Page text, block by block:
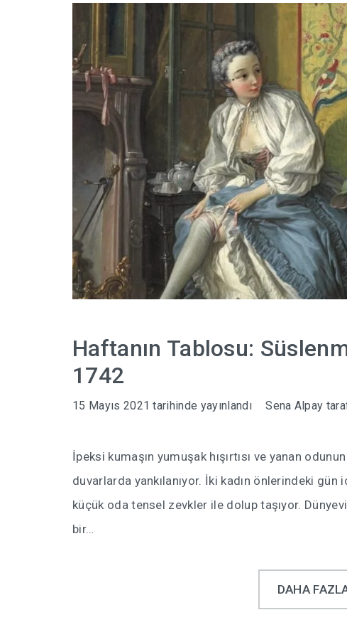
Haftanın Tablosu:
1742
15 Mayıs 2021 tarihinde yayınlandı Sena Alpay
İpeksi kumaşın yumuşak hışırtısı ve yanan
duvarlarda yankılanıyor. İki kadın önlerindeki
küçük oda tensel zevkler ile dolup taşıyor.
bir…
DAHA